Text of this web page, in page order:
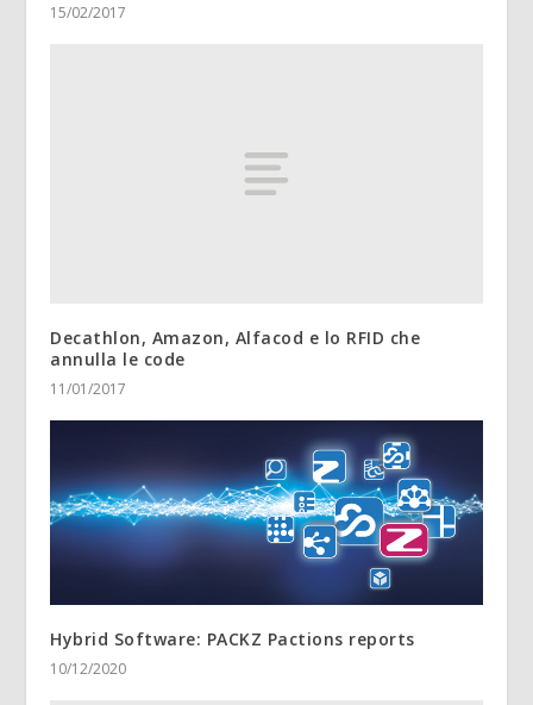
15/02/2017
Decathlon, Amazon, Alfacod e lo RFID che
annulla le code
11/01/2017
Hybrid Software: PACKZ Pactions reports
10/12/2020